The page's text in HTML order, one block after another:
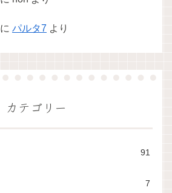
に パルタ7 より
カテゴリー
91
7